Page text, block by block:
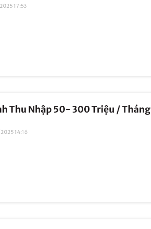
17:53
Thu Nhập 50- 300 Triệu / Tháng
14:16